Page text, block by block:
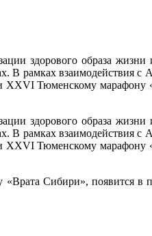
здорового образа
В рамках взаимодействия с
XXVI Тюменскому
здорового образа
В рамках взаимодействия с
XXVI Тюменскому
«Врата Сибири», появится